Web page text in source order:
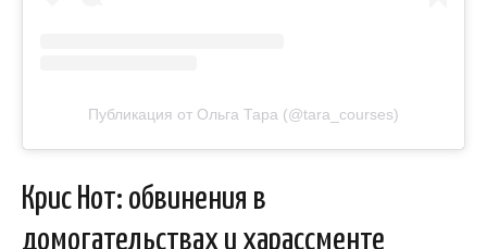
Публикация от Ольга Тара (@tara_courses)
Крис Нот: обвинения в
домогательствах и харассменте